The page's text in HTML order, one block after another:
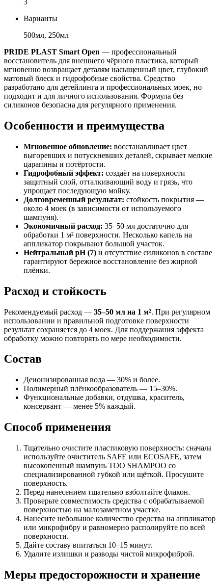
Варианты
500мл, 250мл
PRIDE PLAST Smart Open — профессиональный
восстановитель для внешнего чёрного пластика, который
мгновенно возвращает деталям насыщенный цвет, глубокий
матовый блеск и гидрофобные свойства. Средство
разработано для детейлинга и профессиональных моек, но
подходит и для личного использования. Формула без
силиконов безопасна для регулярного применения.
Особенности и преимущества
Мгновенное обновление: восстанавливает цвет
выгоревших и потускневших деталей, скрывает мелкие
царапины и потёртости.
Гидрофобный эффект: создаёт на поверхности
защитный слой, отталкивающий воду и грязь, что
упрощает последующую мойку.
Долговременный результат: стойкость покрытия —
около 4 моек (в зависимости от используемого
шампуня).
Экономичный расход: 35–50 мл достаточно для
обработки 1 м² поверхности. Несколько капель на
аппликатор покрывают большой участок.
Нейтральный pH (7) и отсутствие силиконов в составе
гарантируют бережное восстановление без жирной
плёнки.
Расход и стойкость
Рекомендуемый расход — 35–50 мл на 1 м². При регулярном
использовании и правильной подготовке поверхности
результат сохраняется до 4 моек. Для поддержания эффекта
обработку можно повторять по мере необходимости.
Состав
Деионизированная вода — 30% и более.
Полимерный плёнкообразователь — 15–30%.
Функциональные добавки, отдушка, краситель,
консервант — менее 5% каждый.
Способ применения
Тщательно очистите пластиковую поверхность: сначала
используйте очиститель SAFE или ECOSAFE, затем
высокопенный шампунь TOO SHAMPOO со
специализированной губкой или щёткой. Просушите
поверхность.
Перед нанесением тщательно взболтайте флакон.
Проверьте совместимость средства с обрабатываемой
поверхностью на малозаметном участке.
Нанесите небольшое количество средства на аппликатор
или микрофибру и равномерно располируйте по всей
поверхности.
Дайте составу впитаться 10–15 минут.
Удалите излишки и разводы чистой микрофиброй.
Меры предосторожности и хранение